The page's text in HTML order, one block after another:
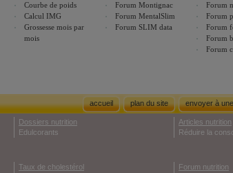
Courbe de poids
Calcul IMG
Grossesse mois par
mois
Forum Montignac
Forum MentalSlim
Forum SLIM data
Forum
Forum
Forum
Forum
Forum
accueil plan du site envoyer à
Dossiers nutrition
Edulcorants
Articles nutrition
Réduire la
Taux de cholestérol Forum nutrition